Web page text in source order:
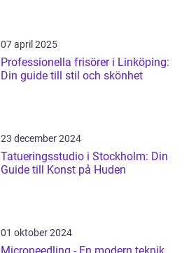
07 april 2025
Professionella frisörer i Linköping:
Din guide till stil och skönhet
23 december 2024
Tatueringsstudio i Stockholm: Din
Guide till Konst på Huden
01 oktober 2024